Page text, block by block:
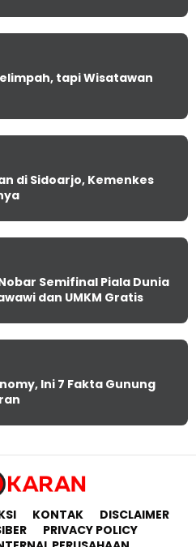
tapi Wisatawan
di Sidoarjo, Kemenkes
Semifinal Piala Dunia
dan UMKM Gratis
Ini 7 Fakta Gunung
KONTAK
DISCLAIMER
PRIVACY POLICY